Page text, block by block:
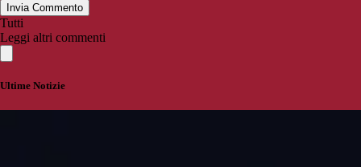
Invia Commento
Tutti
Leggi altri commenti
Ultime Notizie